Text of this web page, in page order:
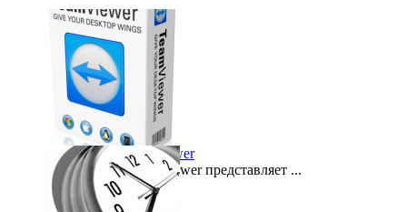
Программа Team Viewer
Программа Team Viewer представляет ...
2011-11-22